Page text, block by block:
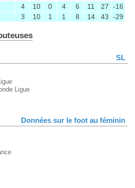
4 10 0 4 6 11 27
-16
3 10 1 1 8 14 43 -29
SL
Ligue
Données sur le foot au féminin